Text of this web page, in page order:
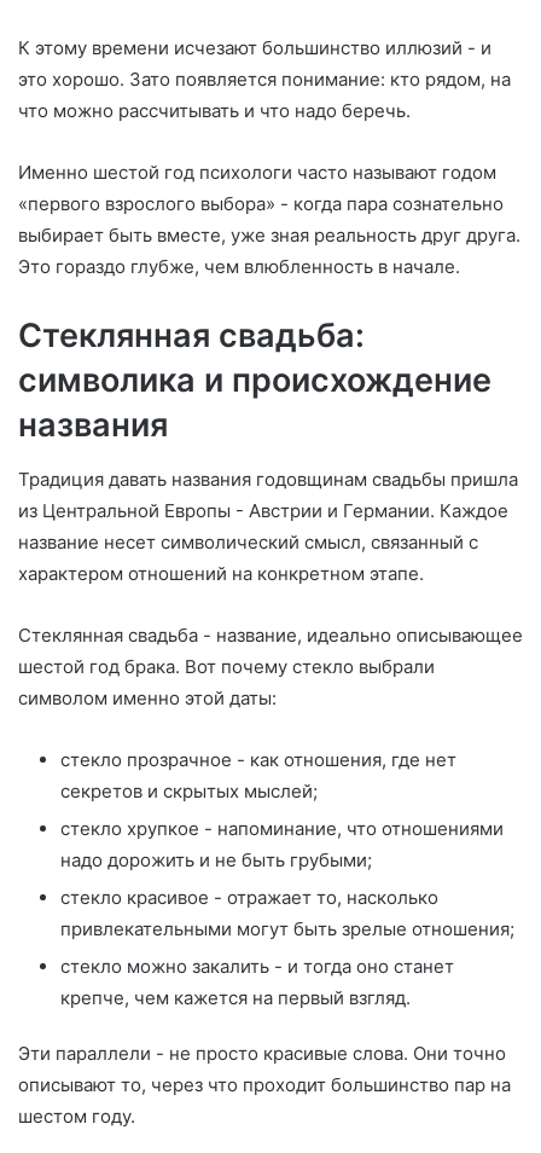
К этому времени исчезают большинство иллюзий - и
это хорошо. Зато появляется понимание: кто рядом, на
что можно рассчитывать и что надо беречь.
Именно шестой год психологи часто называют годом
«первого взрослого выбора» - когда пара сознательно
выбирает быть вместе, уже зная реальность друг друга.
Это гораздо глубже, чем влюбленность в начале.
Стеклянная свадьба:
символика и происхождение
названия
Традиция давать названия годовщинам свадьбы пришла
из Центральной Европы - Австрии и Германии. Каждое
название несет символический смысл, связанный с
характером отношений на конкретном этапе.
Стеклянная свадьба - название, идеально описывающее
шестой год брака. Вот почему стекло выбрали
символом именно этой даты:
стекло прозрачное - как отношения, где нет
секретов и скрытых мыслей;
стекло хрупкое - напоминание, что отношениями
надо дорожить и не быть грубыми;
стекло красивое - отражает то, насколько
привлекательными могут быть зрелые отношения;
стекло можно закалить - и тогда оно станет
крепче, чем кажется на первый взгляд.
Эти параллели - не просто красивые слова. Они точно
описывают то, через что проходит большинство пар на
шестом году.